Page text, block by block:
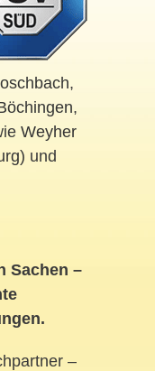
,
,
Weyher
und
Sachen –
–